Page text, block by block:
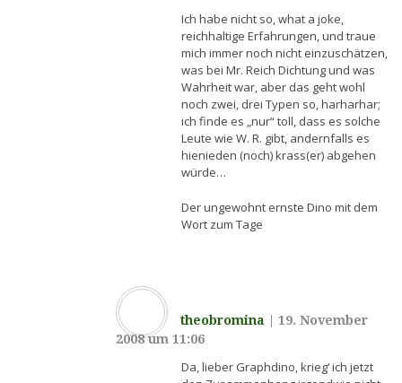
Ich habe nicht so, what a joke,
reichhaltige Erfahrungen, und traue
mich immer noch nicht einzuschätzen,
was bei Mr. Reich Dichtung und was
Wahrheit war, aber das geht wohl
noch zwei, drei Typen so, harharhar;
ich finde es „nur“ toll, dass es solche
Leute wie W. R. gibt, andernfalls es
hienieden (noch) krass(er) abgehen
würde…
Der ungewohnt ernste Dino mit dem
Wort zum Tage
theobromina
19. November
2008 um 11:06
Da, lieber Graphdino, krieg‘ ich jetzt